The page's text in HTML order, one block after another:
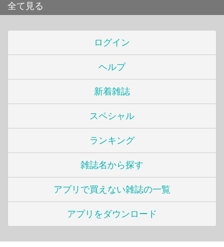
全て見る
ログイン
ヘルプ
新着雑誌
スペシャル
ランキング
雑誌名から探す
アプリで買えない雑誌の一覧
アプリをダウンロード